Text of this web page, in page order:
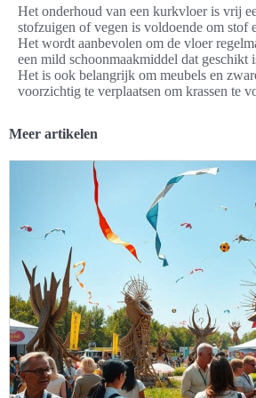
Het onderhoud van een kurkvloer is vrij
stofzuigen of vegen is voldoende om stof
Het wordt aanbevolen om de vloer
een mild schoonmaakmiddel dat geschikt
Het is ook belangrijk om meubels en
voorzichtig te verplaatsen om krassen te
Meer artikelen